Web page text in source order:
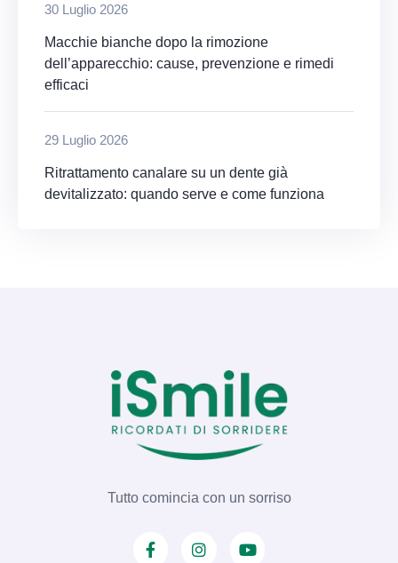
30 Luglio 2026
Macchie bianche dopo la rimozione
dell’apparecchio: cause, prevenzione e rimedi
efficaci
29 Luglio 2026
Ritrattamento canalare su un dente già
devitalizzato: quando serve e come funziona
Tutto comincia con un sorriso